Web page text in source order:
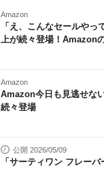
Amazon
「え、こんなセールやっ
上が続々登場！Amazon
Amazon
Amazon今日も見逃せな
続々登場
公開 2026/05/09
「サーティワン フレー